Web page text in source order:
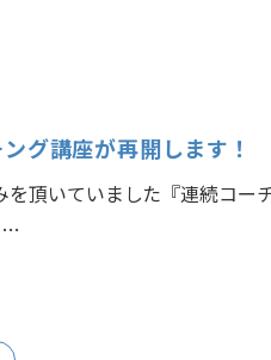
グ講座が再開します！
頂いていました『連続コー
…